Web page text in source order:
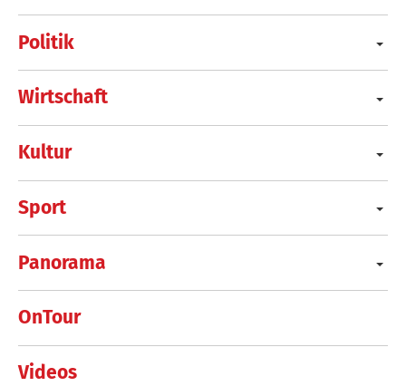
Politik
Wirtschaft
Kultur
Sport
Panorama
OnTour
Videos